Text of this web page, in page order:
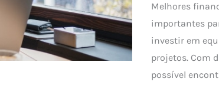
Melhores
importantes
investir em
projetos. Com
possível